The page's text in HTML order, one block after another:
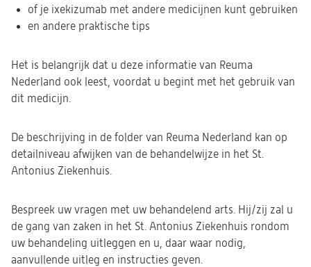
of je ixekizumab met andere medicijnen kunt gebruiken
en andere praktische tips
Het is belangrijk dat u deze informatie van Reuma
Nederland ook leest, voordat u begint met het gebruik van
dit medicijn.
De beschrijving in de folder van Reuma Nederland kan op
detailniveau afwijken van de behandelwijze in het St.
Antonius Ziekenhuis.
Bespreek uw vragen met uw behandelend arts. Hij/zij zal u
de gang van zaken in het St. Antonius Ziekenhuis rondom
uw behandeling uitleggen en u, daar waar nodig,
aanvullende uitleg en instructies geven.